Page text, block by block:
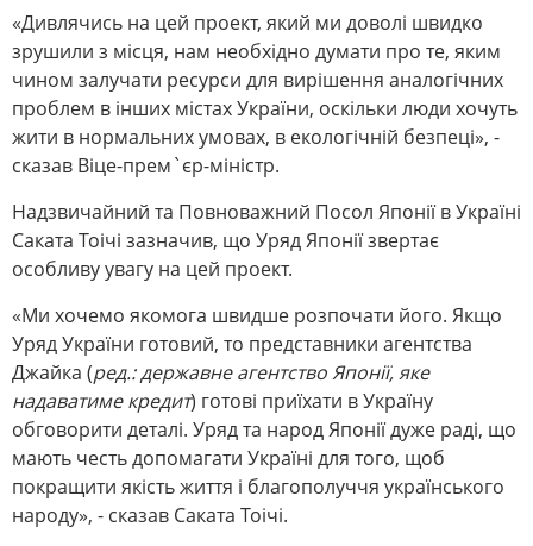
«Дивлячись на цей проект, який ми доволі швидко
зрушили з місця, нам необхідно думати про те, яким
чином залучати ресурси для вирішення аналогічних
проблем в інших містах України, оскільки люди хочуть
жити в нормальних умовах, в екологічній безпеці», -
сказав Віце-прем`єр-міністр.
Надзвичайний та Повноважний Посол Японії в Україні
Саката Тоічі зазначив, що Уряд Японії звертає
особливу увагу на цей проект.
«Ми хочемо якомога швидше розпочати його. Якщо
Уряд України готовий, то представники агентства
Джайка (ред.: державне агентство Японії, яке
надаватиме кредит) готові приїхати в Україну
обговорити деталі. Уряд та народ Японії дуже раді, що
мають честь допомагати Україні для того, щоб
покращити якість життя і благополуччя українського
народу», - сказав Саката Тоічі.